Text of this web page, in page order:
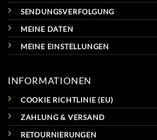
SENDUNGSVERFOLGUNG
MEINE DATEN
MEINE EINSTELLUNGEN
INFORMATIONEN
COOKIE RICHTLINIE (EU)
ZAHLUNG & VERSAND
RETOURNIERUNGEN